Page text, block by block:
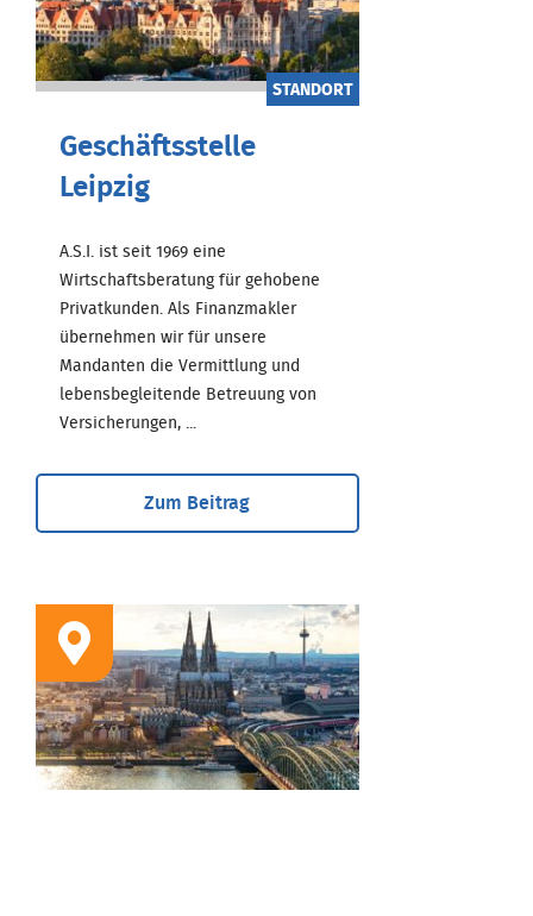
STANDORT
Geschäftsstelle
Leipzig
A.S.I. ist seit 1969 eine
Wirtschaftsberatung für gehobene
Privatkunden. Als Finanzmakler
übernehmen wir für unsere
Mandanten die Vermittlung und
lebensbegleitende Betreuung von
Versicherungen, ...
Zum Beitrag